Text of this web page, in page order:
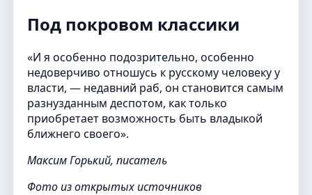
Под покровом классики
«И я особенно подозрительно, особенно
недоверчиво отношусь к русскому человеку у
власти, — недавний раб, он становится самым
разнузданным деспотом, как только
приобретает возможность быть владыкой
ближнего своего».
Максим Горький, писатель
Фото из открытых источников